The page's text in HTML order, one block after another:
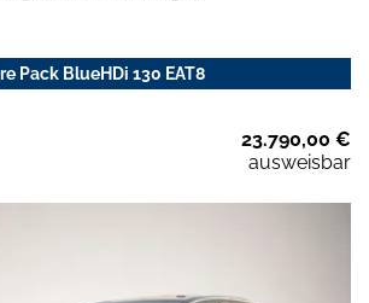
Pack BlueHDi 130 EAT8
23.790,00 €
ausweisbar